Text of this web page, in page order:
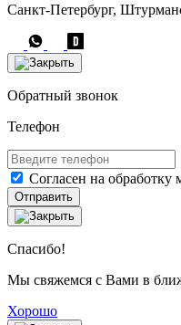
Санкт-Петербург,
Обратный звонок
Телефон
Согласен на обработку
Отправить
Спасибо!
Мы свяжемся с Вами в
Хорошо